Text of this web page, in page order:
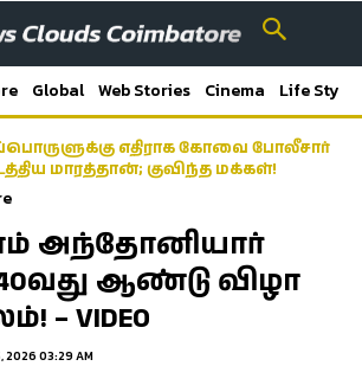
Global Web Stories Cinema Life Style
எதிராக கோவை போலீசார்
மாரத்தான்; குவிந்த மக்கள்!
அந்தோனியார்
ஆண்டு விழா
– VIDEO
2026 03:29 AM